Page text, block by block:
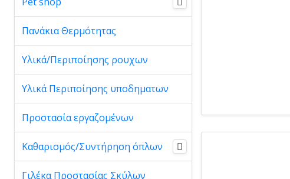
Πανάκια Θερμότητας
Υλικά/Περιποίησης ρουχων
Υλικά Περιποίησης υποδηματων
Προστασία εργαζομένων
Καθαρισμός/Συντήρηση όπλων
Γιλέκα Προστασίας Σκύλων